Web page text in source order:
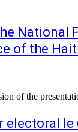
National
of the
of the
electoral